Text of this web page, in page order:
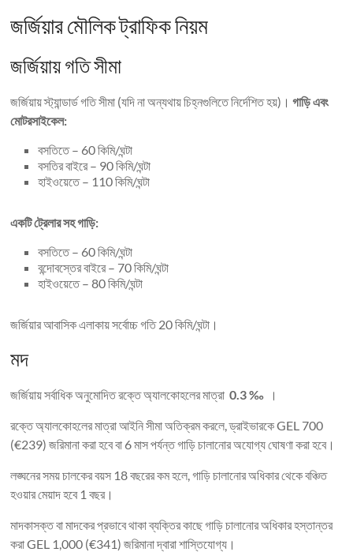
জর্জিয়ার মৌলিক ট্রাফিক নিয়ম
জর্জিয়ায় গতি সীমা
জর্জিয়ায় স্ট্যান্ডার্ড গতি সীমা (যদি না অন্যথায় চিহ্নগুলিতে নির্দেশিত হয়)।গাড়ি এবং
মোটরসাইকেল:
বসতিতে – 60 কিমি/ঘন্টা
বসতির বাইরে – 90 কিমি/ঘন্টা
হাইওয়েতে – 110 কিমি/ঘন্টা
একটি ট্রেলার সহ গাড়ি:
বসতিতে – 60 কিমি/ঘন্টা
বন্দোবস্তের বাইরে – 70 কিমি/ঘন্টা
হাইওয়েতে – 80 কিমি/ঘন্টা
জর্জিয়ার আবাসিক এলাকায় সর্বোচ্চ গতি 20 কিমি/ঘন্টা।
মদ
জর্জিয়ায় সর্বাধিক অনুমোদিত রক্তে অ্যালকোহলের মাত্রা0.3 ‰ ।
রক্তে অ্যালকোহলের মাত্রা আইনি সীমা অতিক্রম করলে, ড্রাইভারকে GEL 700
(€239) জরিমানা করা হবে বা 6 মাস পর্যন্ত গাড়ি চালানোর অযোগ্য ঘোষণা করা হবে।
লঙ্ঘনের সময় চালকের বয়স 18 বছরের কম হলে, গাড়ি চালানোর অধিকার থেকে বঞ্চিত
হওয়ার মেয়াদ হবে 1 বছর।
মাদকাসক্ত বা মাদকের প্রভাবে থাকা ব্যক্তির কাছে গাড়ি চালানোর অধিকার হস্তান্তর
করা GEL 1,000 (€341) জরিমানা দ্বারা শাস্তিযোগ্য।